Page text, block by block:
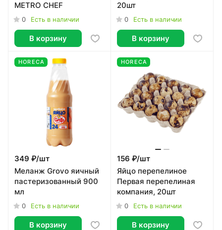
METRO CHEF
0 Есть в наличии
В корзину
20шт
0 Есть в наличии
В корзину
HORECA
349 ₽/шт
Меланж Grovo яичный
пастеризованный 900
мл
0 Есть в наличии
В корзину
HORECA
156 ₽/шт
Яйцо перепелиное
Первая перепелиная
компания, 20шт
0 Есть в наличии
В корзину